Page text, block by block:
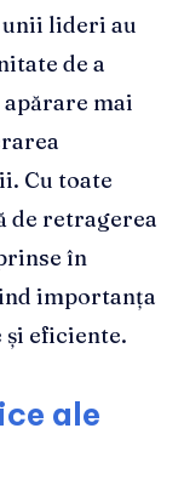
lideri au
de a
mai
Cu toate
de retragerea
în
importanța
eficiente.
ale